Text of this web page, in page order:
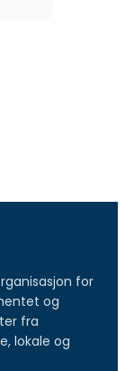
for
og
fra
lokale og